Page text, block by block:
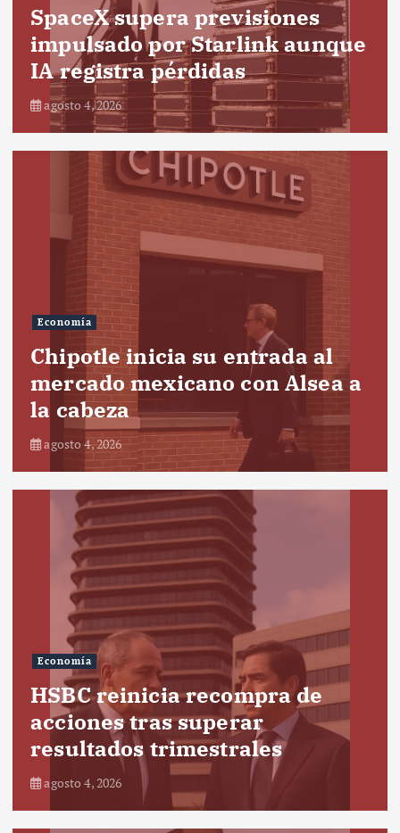
SpaceX supera previsiones
impulsado por Starlink aunque
IA registra pérdidas
agosto 4, 2026
Economía
Chipotle inicia su entrada al
mercado mexicano con Alsea a
la cabeza
agosto 4, 2026
Economía
HSBC reinicia recompra de
acciones tras superar
resultados trimestrales
agosto 4, 2026